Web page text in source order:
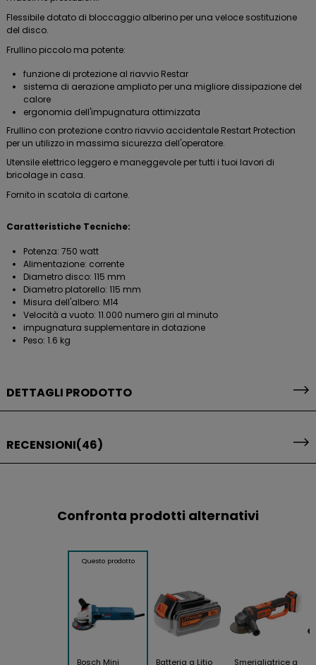
Flessibile dotato di bloccaggio alberino per una veloce sostituzione
del disco.
Frullino piccolo ma potente:
funzione di protezione al riavvio Restar
sistema di aerazione ampliato per una migliore dissipazione del
calore
ergonomia dell'impugnatura ottimizzata
Frullino con protezione contro riavvio accidentale Restart Protection
per un utilizzo in massima sicurezza dell'operatore.
Utensile elettrico leggero e maneggevole per tutti i tuoi lavori di
bricolage in casa.
Fornito in scatola di cartone.
Caratteristiche Tecniche:
Potenza: 750 watt
Alimentazione: corrente
Diametro disco: 115 mm
Diametro platorello: 115 mm
Misura dell'albero: M14
Velocità a vuoto: 11.000 numero giri al minuto
impugnatura supplementare in dotazione
Peso: 1.6 kg
DETTAGLI PRODOTTO
RECENSIONI(46)
Confronta prodotti alternativi
Questo prodotto
Bosch Mini
Batteria a Litio
Smerigliatrice a